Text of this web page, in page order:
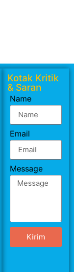
Kotak Kritik
& Saran
Name
Email
Message
Kirim